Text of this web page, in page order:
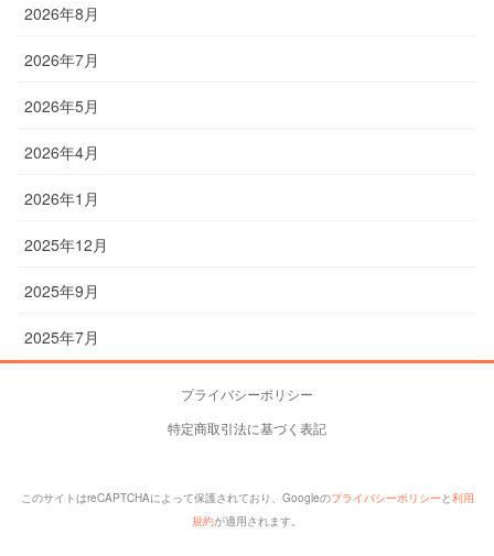
2026年8月
2026年7月
2026年5月
2026年4月
2026年1月
2025年12月
2025年9月
2025年7月
プライバシーポリシー
特定商取引法に基づく表記
このサイトはreCAPTCHAによって保護されており、Googleのプライバシーポリシーと利用
規約が適用されます。